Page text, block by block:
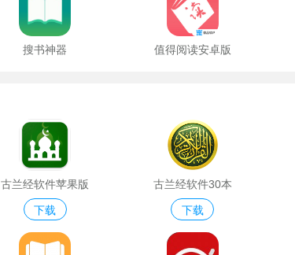
搜书神器 值得阅读安卓版
古兰经软件苹果版
下载
古兰经软件30本
下载